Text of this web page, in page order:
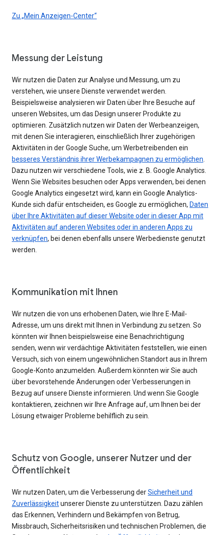
Zu „Mein Anzeigen-Center“
Messung der Leistung
Wir nutzen die Daten zur Analyse und Messung, um zu
verstehen, wie unsere Dienste verwendet werden.
Beispielsweise analysieren wir Daten über Ihre Besuche auf
unseren Websites, um das Design unserer Produkte zu
optimieren. Zusätzlich nutzen wir Daten der Werbeanzeigen,
mit denen Sie interagieren, einschließlich Ihrer zugehörigen
Aktivitäten in der Google Suche, um Werbetreibenden ein
besseres Verständnis ihrer Werbekampagnen zu ermöglichen
Dazu nutzen wir verschiedene Tools, wie z. B. Google Analytics.
Wenn Sie Websites besuchen oder Apps verwenden, bei denen
Google Analytics eingesetzt wird, kann ein Google Analytics-
Kunde sich dafür entscheiden, es Google zu ermöglichen, Daten
über Ihre Aktivitäten auf dieser Website oder in dieser App mit
Aktivitäten auf anderen Websites oder in anderen Apps zu
verknüpfen, bei denen ebenfalls unsere Werbedienste genutzt
werden.
Kommunikation mit Ihnen
Wir nutzen die von uns erhobenen Daten, wie Ihre E-Mail-
Adresse, um uns direkt mit Ihnen in Verbindung zu setzen. So
könnten wir Ihnen beispielsweise eine Benachrichtigung
senden, wenn wir verdächtige Aktivitäten feststellen, wie einen
Versuch, sich von einem ungewöhnlichen Standort aus in Ihrem
Google-Konto anzumelden. Außerdem könnten wir Sie auch
über bevorstehende Änderungen oder Verbesserungen in
Bezug auf unsere Dienste informieren. Und wenn Sie Google
kontaktieren, zeichnen wir Ihre Anfrage auf, um Ihnen bei der
Lösung etwaiger Probleme behilflich zu sein.
Schutz von Google, unserer Nutzer und der
Öffentlichkeit
Wir nutzen Daten, um die Verbesserung derSicherheit und
Zuverlässigkeitunserer Dienste zu unterstützen. Dazu zählen
das Erkennen, Verhindern und Bekämpfen von Betrug,
Missbrauch, Sicherheitsrisiken und technischen Problemen, die